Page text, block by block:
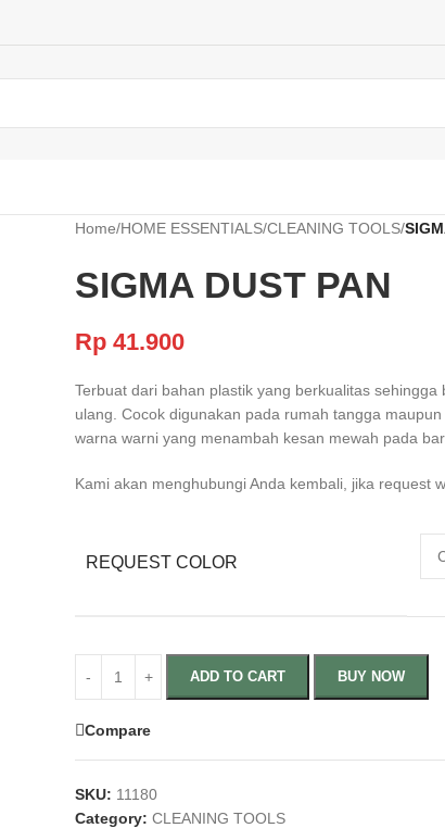
Home/HOME ESSENTIALS/CLEANING TOOLS/
SIGMA DUST PAN
Rp 41.900
Terbuat dari bahan plastik yang berkualitas
ulang. Cocok digunakan pada rumah tangga
warna warni yang menambah kesan mewah pada
Kami akan menghubungi Anda kembali, jika request
REQUEST COLOR
ADD TO CART BUY NOW
Compare
SKU: 11180
Category: CLEANING TOOLS